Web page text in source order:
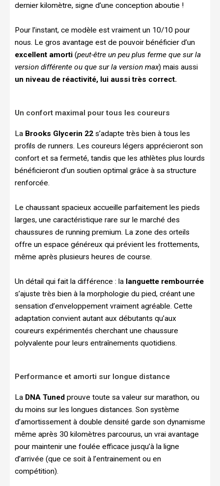
dernier kilomètre, signe d’une conception aboutie !
Pour l’instant, ce modèle est vraiment un 10/10 pour
nous. Le gros avantage est de pouvoir bénéficier d’un
excellent amorti (peut-être un peu plus ferme que sur la
version différente ou que sur la version max) mais aussi
un niveau de réactivité, lui aussi très correct.
Un confort maximal pour tous les coureurs
La Brooks Glycerin 22 s’adapte très bien à tous les
profils de runners. Les coureurs légers apprécieront son
confort et sa fermeté, tandis que les athlètes plus lourds
bénéficieront d’un soutien optimal grâce à sa structure
renforcée.
Le chaussant spacieux accueille parfaitement les pieds
larges, une caractéristique rare sur le marché des
chaussures de running premium. La zone des orteils
offre un espace généreux qui prévient les frottements,
même après plusieurs heures de course.
Un détail qui fait la différence : la languette rembourrée
s’ajuste très bien à la morphologie du pied, créant une
sensation d’enveloppement vraiment agréable. Cette
adaptation convient autant aux débutants qu’aux
coureurs expérimentés cherchant une chaussure
polyvalente pour leurs entraînements quotidiens.
Performance et amorti sur longue distance
La DNA Tuned prouve toute sa valeur sur marathon, ou
du moins sur les longues distances. Son système
d’amortissement à double densité garde son dynamisme
même après 30 kilomètres parcourus, un vrai avantage
pour maintenir une foulée efficace jusqu’à la ligne
d’arrivée (que ce soit à l’entrainement ou en
compétition).